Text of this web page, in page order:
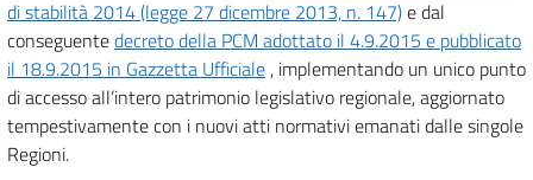
di stabilità 2014 (legge 27 dicembre 2013, n. 147)e dal
conseguentedecreto della PCM adottato il 4.9.2015 e pubblicato
il 18.9.2015 in Gazzetta Ufficiale , implementando un unico punto
di accesso all’intero patrimonio legislativo regionale, aggiornato
tempestivamente con i nuovi atti normativi emanati dalle singole
Regioni.